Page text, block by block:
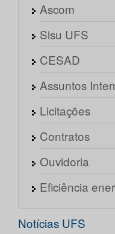
Ascom
Sisu UFS
CESAD
Assuntos
Licitações
Contratos
Ouvidoria
Eficiência
Notícias UFS